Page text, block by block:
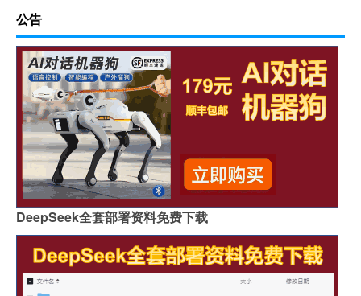
公告
DeepSeek全套部署资料免费下载